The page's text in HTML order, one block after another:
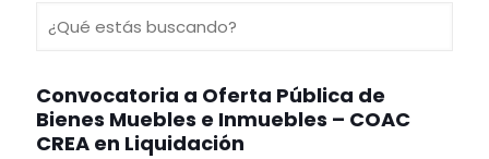
Convocatoria a Oferta Pública de
Bienes Muebles e Inmuebles – COAC
CREA en Liquidación